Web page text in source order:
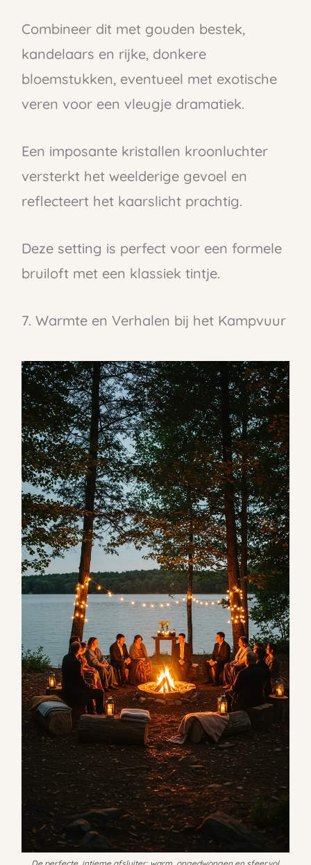
Combineer dit met gouden bestek,
kandelaars en rijke, donkere
bloemstukken, eventueel met exotische
veren voor een vleugje dramatiek.
Een imposante kristallen kroonluchter
versterkt het weelderige gevoel en
reflecteert het kaarslicht prachtig.
Deze setting is perfect voor een formele
bruiloft met een klassiek tintje.
7. Warmte en Verhalen bij het Kampvuur